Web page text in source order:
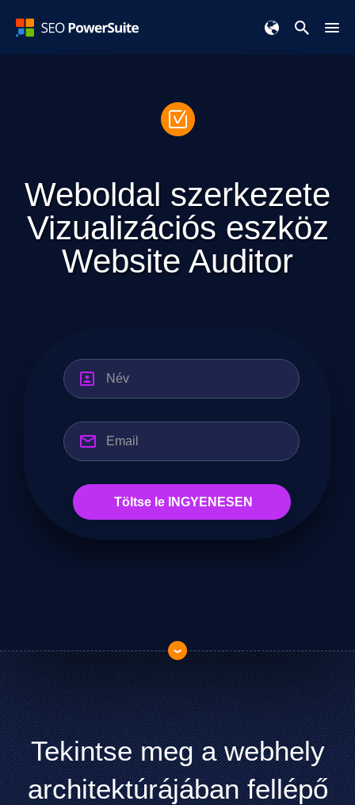
Weboldal szerkezete
Vizualizációs eszköz
Website Auditor
Tekintse meg a webhely
architektúrájában fellépő